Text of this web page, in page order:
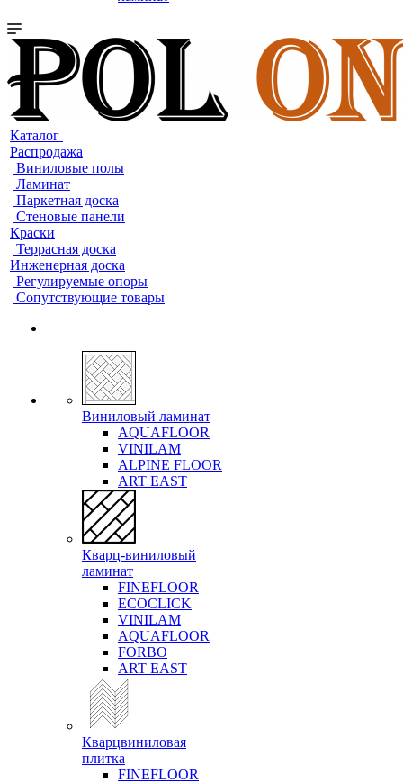
Каталог
Распродажа
Виниловые полы
Ламинат
Паркетная доска
Стеновые панели
Краски
Террасная доска
Инженерная доска
Регулируемые опоры
Сопутствующие товары
Виниловый ламинат
AQUAFLOOR
VINILAM
ALPINE FLOOR
ART EAST
Кварц-виниловый
ламинат
FINEFLOOR
ECOCLICK
VINILAM
AQUAFLOOR
FORBO
ART EAST
Кварцвиниловая
плитка
FINEFLOOR